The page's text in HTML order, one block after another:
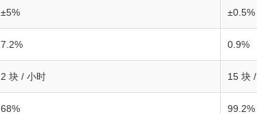
±5% ±0.5%
7.2% 0.9%
2 块 / 小时 15 块
68% 99.2%